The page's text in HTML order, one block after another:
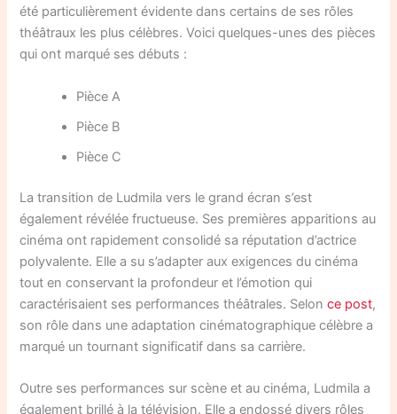
été particulièrement évidente dans certains de ses rôles
théâtraux les plus célèbres. Voici quelques-unes des pièces
qui ont marqué ses débuts :
Pièce A
Pièce B
Pièce C
La transition de Ludmila vers le grand écran s’est
également révélée fructueuse. Ses premières apparitions au
cinéma ont rapidement consolidé sa réputation d’actrice
polyvalente. Elle a su s’adapter aux exigences du cinéma
tout en conservant la profondeur et l’émotion qui
caractérisaient ses performances théâtrales. Selonce post,
son rôle dans une adaptation cinématographique célèbre a
marqué un tournant significatif dans sa carrière.
Outre ses performances sur scène et au cinéma, Ludmila a
également brillé à la télévision. Elle a endossé divers rôles